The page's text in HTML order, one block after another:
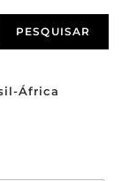
PESQUISAR
África